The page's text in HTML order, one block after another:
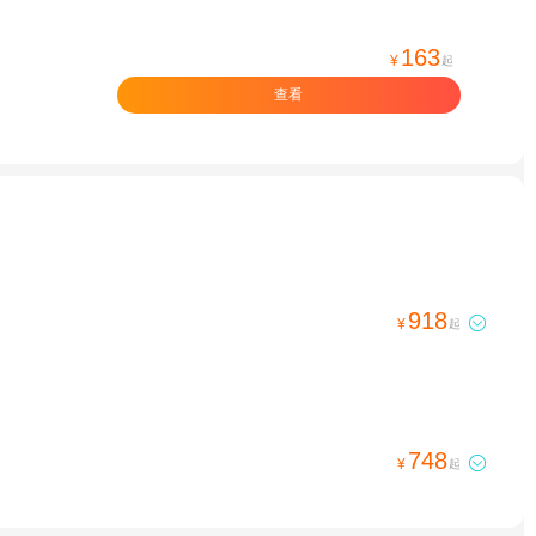
¥ 163 起
查看
¥ 918起 
¥ 748起 